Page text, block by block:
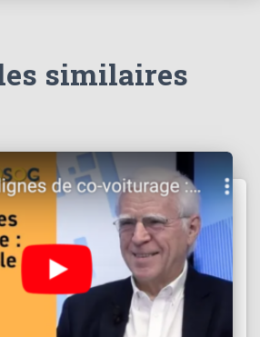
similaires